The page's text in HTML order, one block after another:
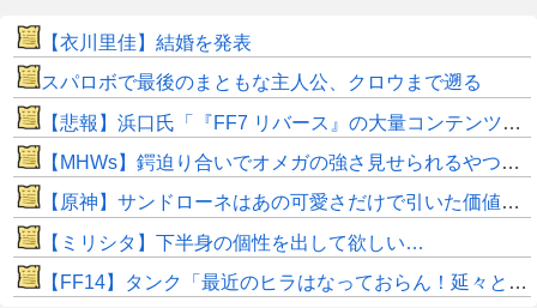
【衣川里佳】結婚を発表
スパロボで最後のまともな主人公、クロウまで遡る
【悲報】浜口氏「『FF7 リバース』の大量コンテンツで疲れ、離れたプレイヤーいた」
【MHWs】鍔迫り合いでオメガの強さ見せられるやつ一番すき
【原神】サンドローネはあの可愛さだけで引いた価値ある！
【ミリシタ】下半身の個性を出して欲しい…
【FF14】タンク「最近のヒラはなっておらん！延々と攻撃しおって回復が遅いんじゃ！」←これって本当なのか？